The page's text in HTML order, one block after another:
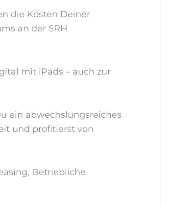
die Kosten Deiner
an der SRH
mit iPads – auch zur
ein abwechslungsreiches
und profitierst von
Betriebliche